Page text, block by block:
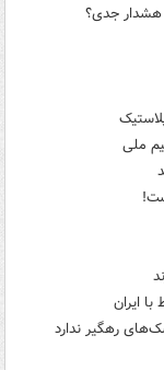
هشدار جدی؟
ایران
رهگیر ندارد